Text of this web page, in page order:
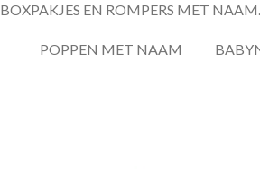
BOXPAKJES EN ROMPERS MET NAAM.
POPPEN MET NAAM